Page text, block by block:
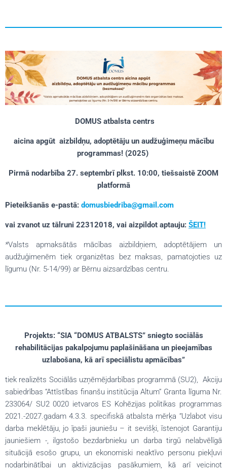
DOMUS atbalsta centrs
aicina apgūt aizbildņu, adoptētāju un audžuģimeņu mācību
programmas! (2025)
Pirmā nodarbība 27. septembrī plkst. 10:00, tiešsaistē ZOOM
platformā
Pieteikšanās e-pastā: domusbiedriba@gmail.com
vai zvanot uz tālruni 22312018, vai aizpildot aptauju: ŠEIT!
*Valsts apmaksātās mācības aizbildņiem, adoptētājiem un
audžuģimenēm tiek organizētas bez maksas, pamatojoties uz
līgumu (Nr. 5-14/99) ar Bērnu aizsardzības centru.
Projekts: “SIA “DOMUS ATBALSTS” sniegto sociālās
rehabilitācijas pakalpojumu paplašināšana un pieejamības
uzlabošana, kā arī speciālistu apmācības”
tiek realizēts Sociālās uzņēmējdarbības programmā (SU2), Akciju
sabiedrības “Attīstības finanšu institūcija Altum” Granta līguma Nr.
233064/ SU2 0020 ietvaros ES Kohēzijas politikas programmas
2021.-2027.gadam 4.3.3. specifiskā atbalsta mērķa “Uzlabot visu
darba meklētāju, jo īpaši jauniešu – it sevišķi, īstenojot Garantiju
jauniešiem -, ilgstošo bezdarbnieku un darba tirgū nelabvēlīgā
situācijā esošo grupu, un ekonomiski neaktīvo personu piekļuvi
nodarbinātībai un aktivizācijas pasākumiem, kā arī veicinot